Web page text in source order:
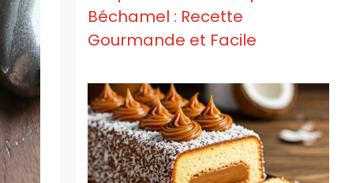
Béchamel : Recette
Gourmande et Facile